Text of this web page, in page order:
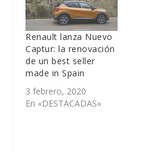
Renault lanza Nuevo
Captur: la renovación
de un best seller
made in Spain
3 febrero, 2020
En «DESTACADAS»